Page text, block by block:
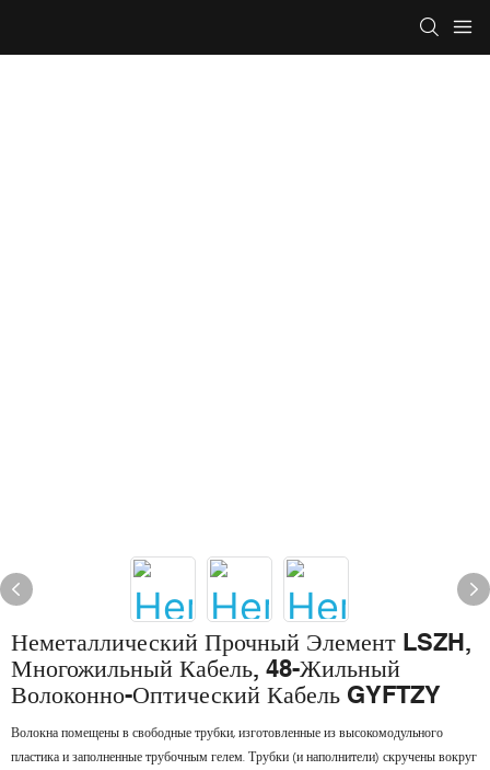
Неметаллический Прочный Элемент LSZH,
Многожильный Кабель, 48-Жильный
Волоконно-Оптический Кабель GYFTZY
Волокна помещены в свободные трубки, изготовленные из высокомодульного
пластика и заполненные трубочным гелем. Трубки (и наполнители) скручены вокруг